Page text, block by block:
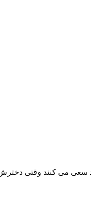
سعی می کنند وقتی